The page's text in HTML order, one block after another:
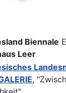
Biennale
Leer
,